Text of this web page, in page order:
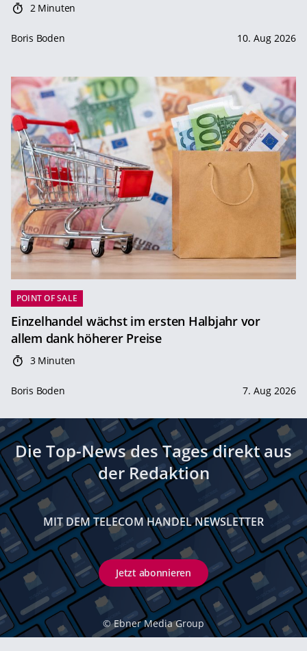
2 Minuten
Boris Boden 10. Aug 2026
POINT OF SALE
Einzelhandel wächst im ersten Halbjahr vor
allem dank höherer Preise
3 Minuten
Boris Boden 7. Aug 2026
Die Top-News des Tages direkt aus
der Redaktion
MIT DEM TELECOM HANDEL NEWSLETTER
Jetzt abonnieren
© Ebner Media Group